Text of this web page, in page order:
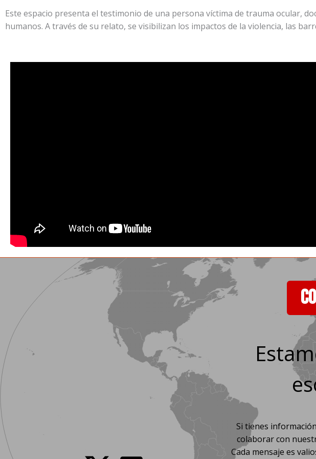
Este espacio presenta el testimonio de una persona víctima de trauma ocular,
humanos. A través de su relato, se visibilizan los impactos de la violencia, las
Si tienes
colaborar con
Cada mensaje es